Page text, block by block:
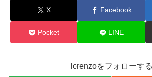
X Facebook
Pocket LINE
lorenzoをフォローする